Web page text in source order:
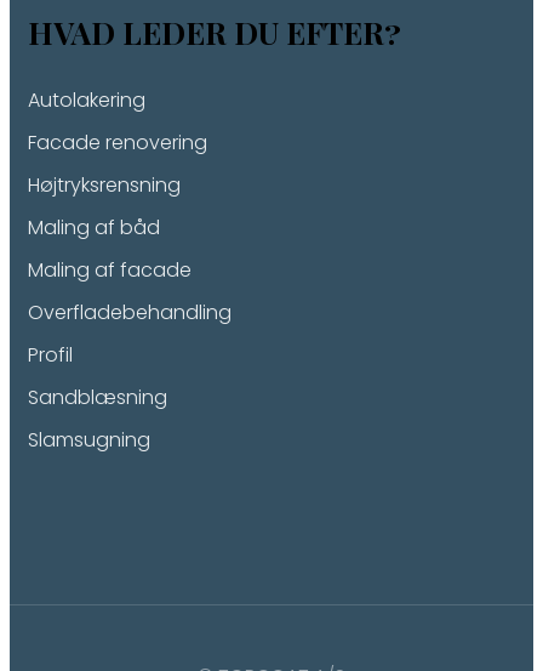
HVAD LEDER DU EFTER?
Autolakering
Facade renovering
Højtryksrensning
Maling af båd
Maling af facade
Overfladebehandling
Profil
Sandblæsning
Slamsugning